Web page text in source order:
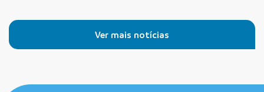
Ver mais notícias